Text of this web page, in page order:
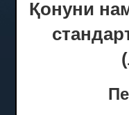
Қонуни